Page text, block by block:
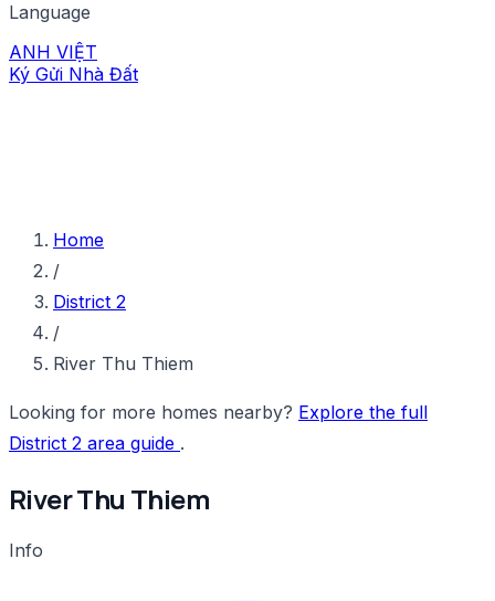
Language
ANH VIỆT
Ký Gửi Nhà Đất
Home
/
District 2
/
River Thu Thiem
Looking for more homes nearby? Explore the full
District 2 area guide .
River Thu Thiem
Info